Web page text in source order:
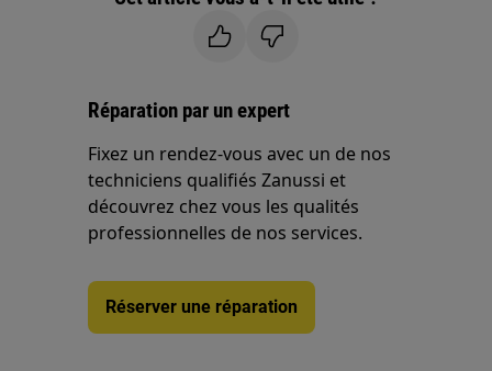
Réparation par un expert
Fixez un rendez-vous avec un de nos
techniciens qualifiés Zanussi et
découvrez chez vous les qualités
professionnelles de nos services.
Réserver une réparation